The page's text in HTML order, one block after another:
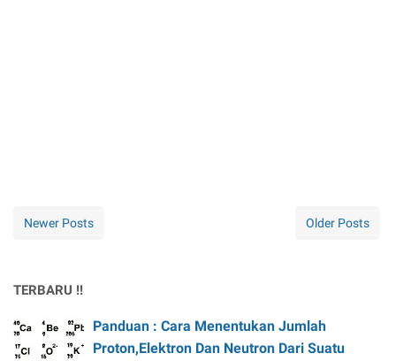
Newer Posts Older Posts
TERBARU !!
Panduan : Cara Menentukan Jumlah
Proton,Elektron Dan Neutron Dari Suatu